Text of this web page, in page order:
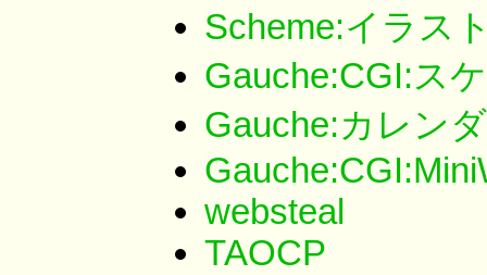
Scheme:イラス
Gauche:CGI:ス
Gauche:カレン
websteal
TAOCP